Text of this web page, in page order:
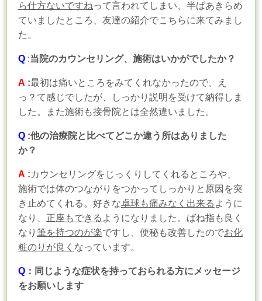
ら仕方ないですねって言われてしまい、半ばあきらめ
ていましたところ、友達の紹介でこちらに来てみまし
た。
Q :当院のカウンセリング、施術はいかがでしたか？
A :最初は痛いところをみてくれなかったので、え
っ？て感じでしたが、しっかり説明を受けて納得しま
した。また施術も接骨院とは全然違いました。
Q :他の治療院と比べてどこか違う所はありました
か？
A :カウンセリングをじっくりしてくれるところや、
施術では体のつながりをつかってしっかりと原因を突
き止めてくれる。好きな卓球も痛みなく出来る ように
なり、 正座もできる ようになりました。ばね指も良く
なり 筆を持つのが楽ですし、便秘も改善したのでお化
粧のりが良く なっています。
Q ：同じような症状を持っておられる方にメッセージ
をお願いします